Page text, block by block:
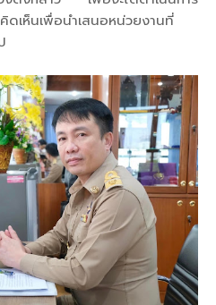
ดเห็นเพื่อนำเสนอหน่วยงานที่